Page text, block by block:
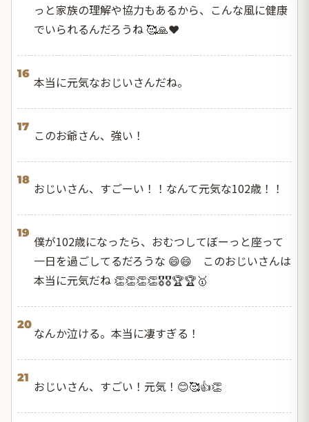
っと家族の理解や協力もあるから、こんな風に健康
でいられるんだろうね 🥰🙏❤️
16
本当に元気なおじいさんだね。
17
このお爺さん、強い！
18
おじいさん、すごーい！！なんて元気な102歳！！
19
僕が102歳になったら、おむつしてぼーっと座って
一日を過ごしてるだろうな 😄😄 このおじいさんは
本当に元気だね 👏👏👏👏🎖🎖🏆🏆🥇
20
なんか泣ける。本当に凄すぎる！
21
おじいさん、すごい！元気！😊🥰👍👏